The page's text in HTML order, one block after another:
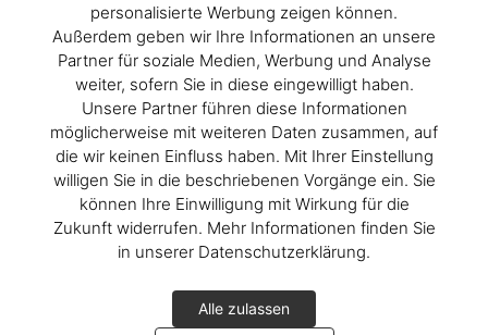
personalisierte Werbung zeigen können.
Außerdem geben wir Ihre Informationen an unsere
Partner für soziale Medien, Werbung und Analyse
weiter, sofern Sie in diese eingewilligt haben.
Unsere Partner führen diese Informationen
möglicherweise mit weiteren Daten zusammen, auf
die wir keinen Einfluss haben. Mit Ihrer Einstellung
willigen Sie in die beschriebenen Vorgänge ein. Sie
können Ihre Einwilligung mit Wirkung für die
Zukunft widerrufen. Mehr Informationen finden Sie
in unserer Datenschutzerklärung.
Alle zulassen